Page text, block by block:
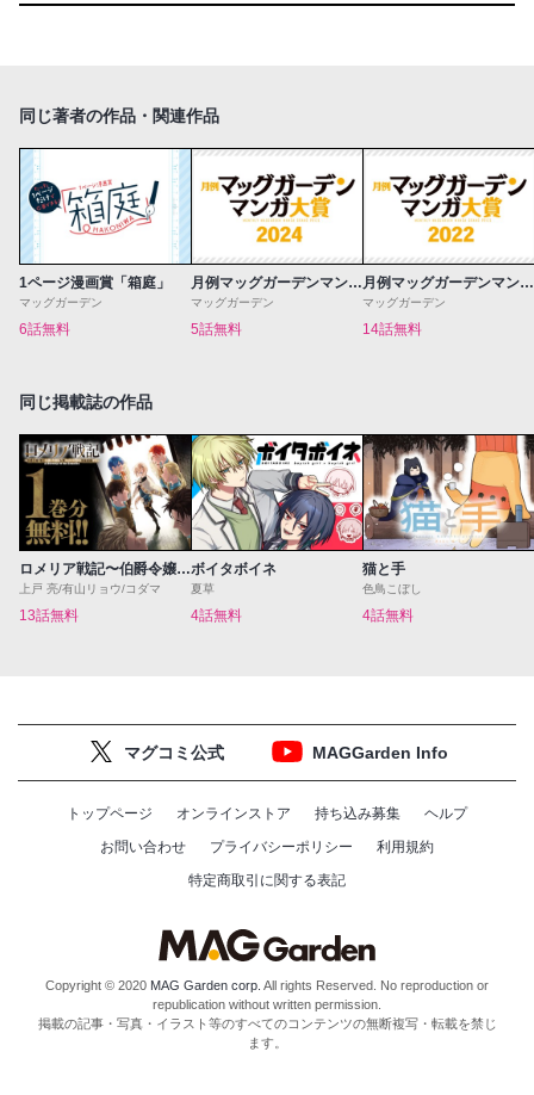
同じ著者の作品・関連作品
1ページ漫画賞「箱庭」
マッグガーデン
6話無料
月例マッグガーデンマンガ大賞2024
マッグガーデン
5話無料
月例マッグガーデンマンガ大賞2022
マッグガーデン
14話無料
同じ掲載誌の作品
ロメリア戦記〜伯爵令嬢、魔王を倒した後も人類やばそうだから軍隊組織する〜
上戸 亮/有山リョウ/コダマ
13話無料
ボイタボイネ
夏草
4話無料
猫と手
色鳥こぼし
4話無料
マグコミ公式 MAGGarden Info
トップページ オンラインストア 持ち込み募集
ヘルプ
お問い合わせ
プライバシーポリシー
利用規約
特定商取引に関する表記
Copyright © 2020 MAG Garden corp. All rights Reserved. No reproduction or
republication without written permission.
掲載の記事・写真・イラスト等のすべてのコンテンツの無断複写・転載を禁じ
ます。